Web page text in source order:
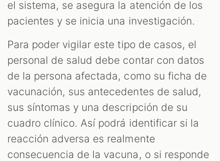
el sistema, se asegura la atención de los
pacientes y se inicia una investigación.
Para poder vigilar este tipo de casos, el
personal de salud debe contar con datos
de la persona afectada, como su ficha de
vacunación, sus antecedentes de salud,
sus síntomas y una descripción de su
cuadro clínico. Así podrá identificar si la
reacción adversa es realmente
consecuencia de la vacuna, o si responde